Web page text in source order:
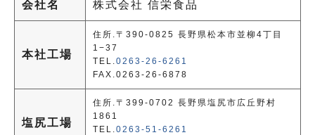
会社名 株式会社 信栄食品
本社工場
住所.〒390-0825 長野県松本市並柳4丁目
1−37
TEL. 0263-26-6261
FAX.0263-26-6878
塩尻工場
住所.〒399-0702 長野県塩尻市広丘野村
1861
TEL. 0263-51-6261